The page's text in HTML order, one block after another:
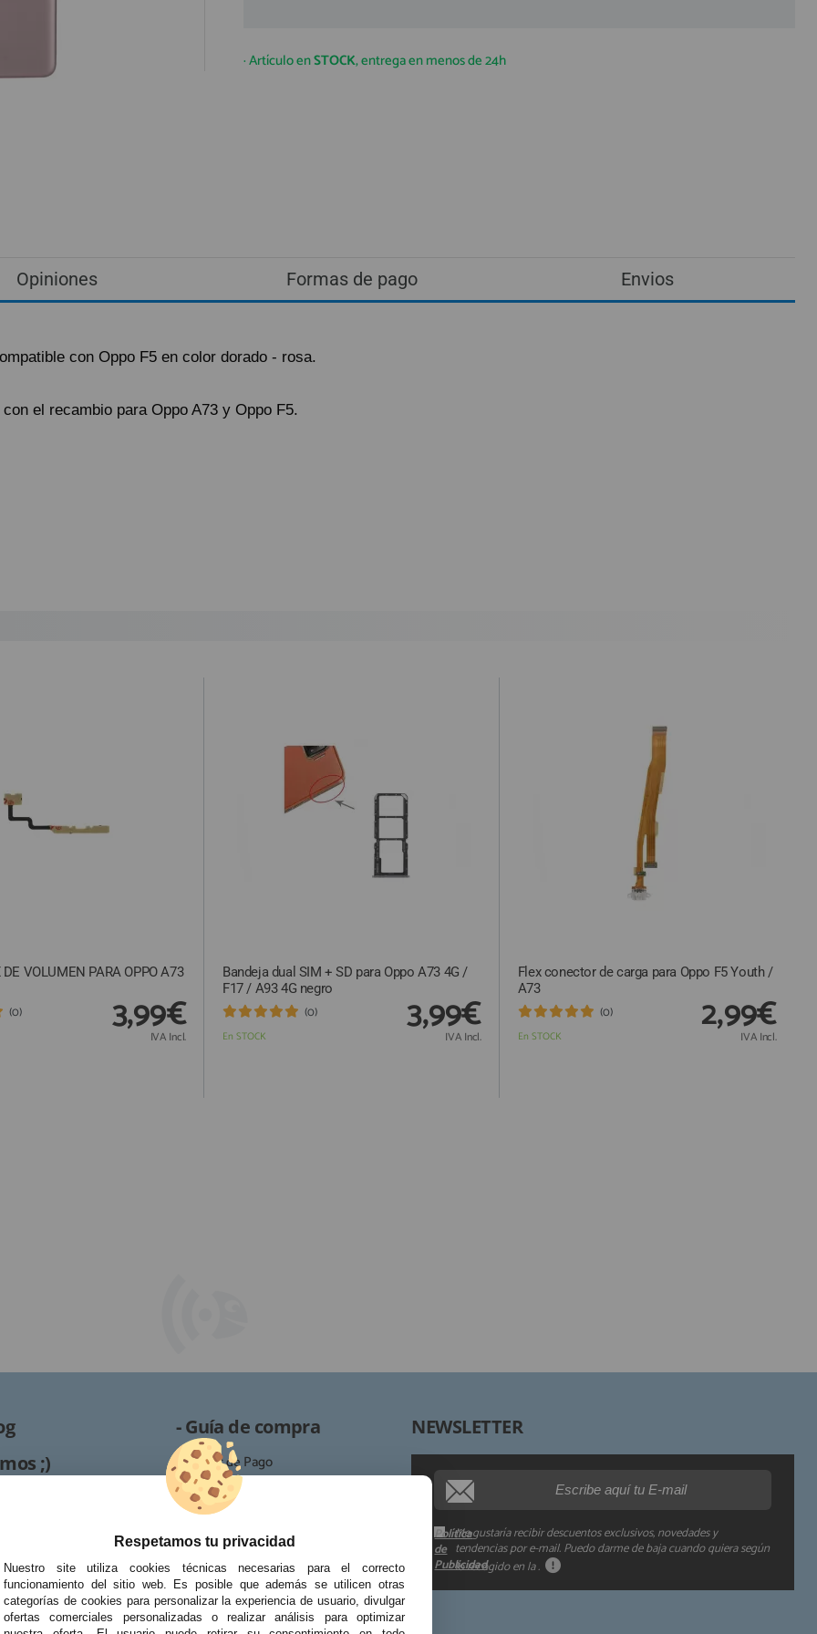
· Artículo enSTOCK, entrega en menos de 24h
Opiniones Formas de pago Envios
con Oppo F5 en color dorado - rosa.
el recambio para Oppo A73 y Oppo F5.
Ministerial de Comercio Electrónico 34/2002 “
cualquier compra cursada y confirmada por internet debe ser aceptada después
DE VOLUMEN PARA OPPO A73
(0) 3,99€
IVA Incl.
Bandeja dual SIM + SD para Oppo A73 4G /
F17 / A93 4G negro
En STOCK
(0) 3,99€
IVA Incl.
Flex conector de carga para Oppo F5 Youth /
A73
En STOCK
(0) 2,99€
IVA Incl.
;)
/
de reparaciones de
portátiles y
- Guía de compra
· Formas de Pago
· Proceso de RMA
· Condiciones de contratación
· Política de devoluciones
· Resolución de Litigios en Línea
NEWSLETTER
Me gustaría recibir descuentos exclusivos, novedades y
tendencias por e-mail. Puedo darme de baja cuando quiera según
lo recogido en la
Política
de
Publicidad
.
Derechos:
Información adicional:
Respetamos tu privacidad
Nuestro site utiliza cookies técnicas necesarias para el correcto
funcionamiento del sitio web. Es posible que además se utilicen otras
categorías de cookies para personalizar la experiencia de usuario, divulgar
ofertas comerciales personalizadas o realizar análisis para optimizar